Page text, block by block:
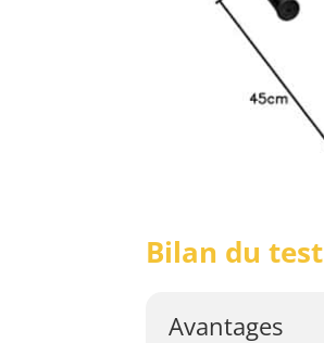
Bilan du test
Avantages